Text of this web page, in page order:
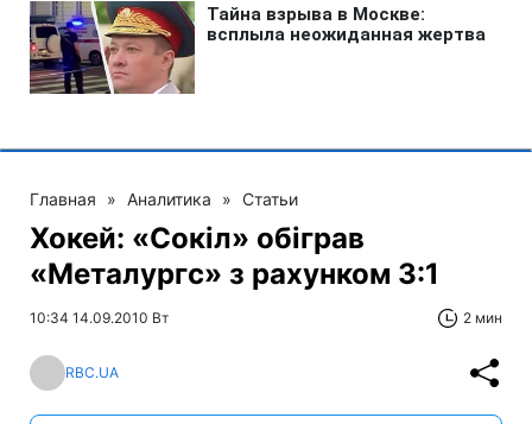
Главная » Аналитика » Статьи
Хокей: «Сокіл» обіграв
«Металургс» з рахунком 3:1
10:34 14.09.2010 Вт 2 мин
RBC.UA